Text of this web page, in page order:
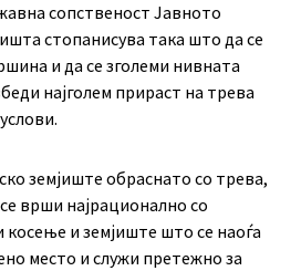
сопственост Јавното
стопанисува така што да се
и да се зголеми нивната
најголем прираст на трева
земјиште обраснато со трева,
врши најрационално со
и земјиште што се наоѓа
место и служи претежно за